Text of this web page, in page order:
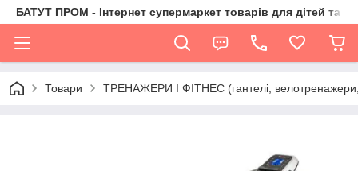
БАТУТ ПРОМ - Інтернет супермаркет товарів для дітей та їх
Товари ТРЕНАЖЕРИ І ФІТНЕС (гантелі, велотренажери,